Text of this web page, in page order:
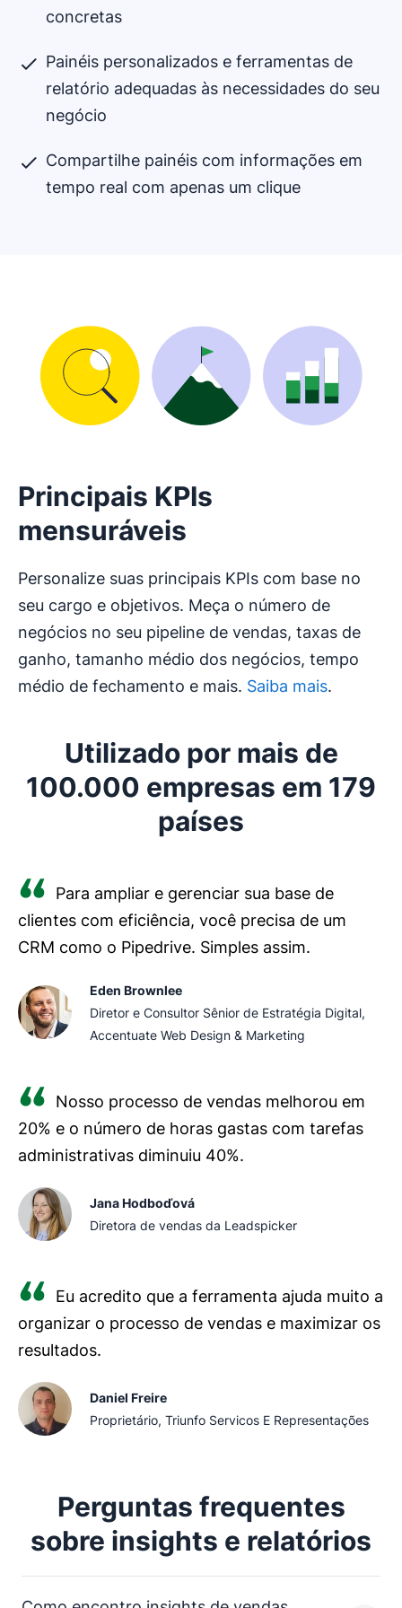
concretas
Painéis personalizados e ferramentas de
relatório adequadas às necessidades do seu
negócio
Compartilhe painéis com informações em
tempo real com apenas um clique
Principais KPIs
mensuráveis
Personalize suas principais KPIs com base no
seu cargo e objetivos. Meça o número de
negócios no seu pipeline de vendas, taxas de
ganho, tamanho médio dos negócios, tempo
médio de fechamento e mais. Saiba mais.
Utilizado por mais de
100.000 empresas em 179
países
Para ampliar e gerenciar sua base de
clientes com eficiência, você precisa de um
CRM como o Pipedrive. Simples assim.
Eden Brownlee
Diretor e Consultor Sênior de Estratégia Digital,
Accentuate Web Design & Marketing
Nosso processo de vendas melhorou em
20% e o número de horas gastas com tarefas
administrativas diminuiu 40%.
Jana Hodboďová
Diretora de vendas da Leadspicker
Eu acredito que a ferramenta ajuda muito a
organizar o processo de vendas e maximizar os
resultados.
Daniel Freire
Proprietário, Triunfo Servicos E Representações
Perguntas frequentes
sobre insights e relatórios